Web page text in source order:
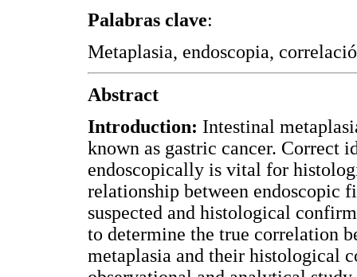
Palabras clave:
Metaplasia, endoscopia,
Abstract
Introduction: Intestinal
known as gastric cancer. Correct
endoscopically is vital for
relationship between endoscopic
suspected and histological
to determine the true correlation
metaplasia and their histological